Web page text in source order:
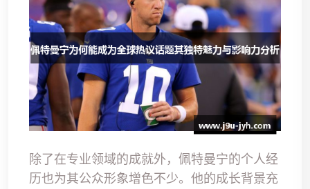
除了在专业领域的成就外，佩特曼宁的个人经
历也为其公众形象增色不少。他的成长背景充